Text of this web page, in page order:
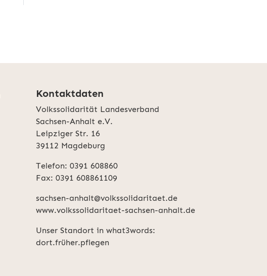
Kontaktdaten
Volkssolidarität Landesverband
Sachsen-Anhalt e.V.
Leipziger Str. 16
39112 Magdeburg
Telefon: 0391 608860
Fax: 0391 608861109
sachsen-anhalt@volkssolidaritaet.de
www.volkssolidaritaet-sachsen-anhalt.de
Unser Standort in what3words:
dort.früher.pflegen